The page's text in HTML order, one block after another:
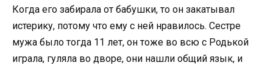
Когда его забирала от бабушки, то он закатывал
истерику, потому что ему с ней нравилось. Сестре
мужа было тогда 11 лет, он тоже во всю с Родькой
играла, гуляла во дворе, они нашли общий язык, и